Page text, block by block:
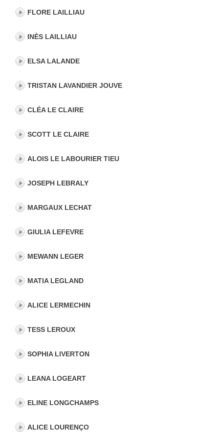
FLORE LAILLIAU
INÈS LAILLIAU
ELSA LALANDE
TRISTAN LAVANDIER JOUVE
CLÉA LE CLAIRE
SCOTT LE CLAIRE
ALOIS LE LABOURIER TIEU
JOSEPH LEBRALY
MARGAUX LECHAT
GIULIA LEFEVRE
MEWANN LEGER
MATIA LEGLAND
ALICE LERMECHIN
TESS LEROUX
SOPHIA LIVERTON
LEANA LOGEART
ELINE LONGCHAMPS
ALICE LOURENÇO